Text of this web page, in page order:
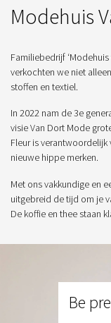
Modehuis
Familiebedrijf
verkochten we niet
stoffen en textiel.
In 2022 nam de 3e
visie Van Dort Mode
Fleur is
nieuwe hippe merken.
Met ons vakkundige en
uitgebreid de tijd om je
De koffie en thee staan
Be